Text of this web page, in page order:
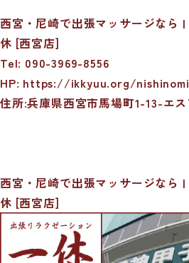
西宮・尼崎で出張マッサージなら
休 [西宮店]
Tel: 090-3969-8556
HP: https://ikkyuu.org/
住所:兵庫県西宮市馬場町1-13-エ
西宮・尼崎で出張マッサージなら
休 [西宮店]